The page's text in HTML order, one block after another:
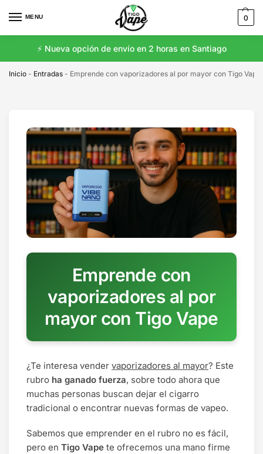
MENU 0
⚡️ Nueva opción de envío en 2 horas en Santiago
Inicio - Entradas - Emprende con vaporizadores al por mayor con Tigo Vape
Emprende con
vaporizadores al por
mayor con Tigo Vape
¿Te interesa vender vaporizadores al mayor? Este
rubro ha ganado fuerza, sobre todo ahora que
muchas personas buscan dejar el cigarro
tradicional o encontrar nuevas formas de vapeo.
Sabemos que emprender en el rubro no es fácil,
pero en Tigo Vape te ofrecemos una mano firme